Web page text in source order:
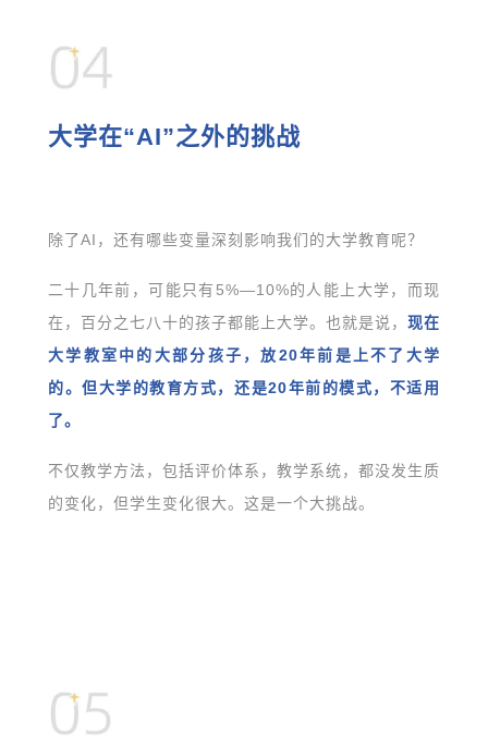
大学在“AI”之外的挑战
除了AI，还有哪些变量深刻影响我们的大学教育呢？
二十几年前，可能只有5%—10%的人能上大学，而现
在，百分之七八十的孩子都能上大学。也就是说， 现在
大学教室中的大部分孩子，放20年前是上不了大学
的。但大学的教育方式，还是20年前的模式，不适用
了。
不仅教学方法，包括评价体系，教学系统，都没发生质
的变化，但学生变化很大。这是一个大挑战。